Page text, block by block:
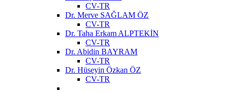
CV-TR
Dr. Merve SAĞLAM ÖZ
CV-TR
Dr. Taha Erkam ALPTEKİN
CV-TR
Dr. Abidin BAYRAM
CV-TR
Dr. Hüseyin Özkan ÖZ
CV-TR